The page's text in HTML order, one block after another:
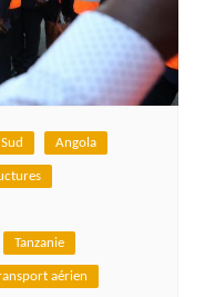
Angola
Tanzanie
aérien